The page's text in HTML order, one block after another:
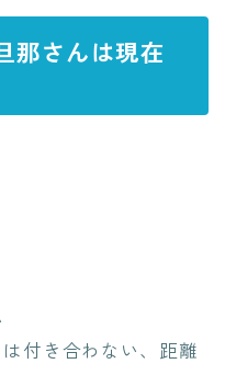
那さんは現在
付き合わない、距離